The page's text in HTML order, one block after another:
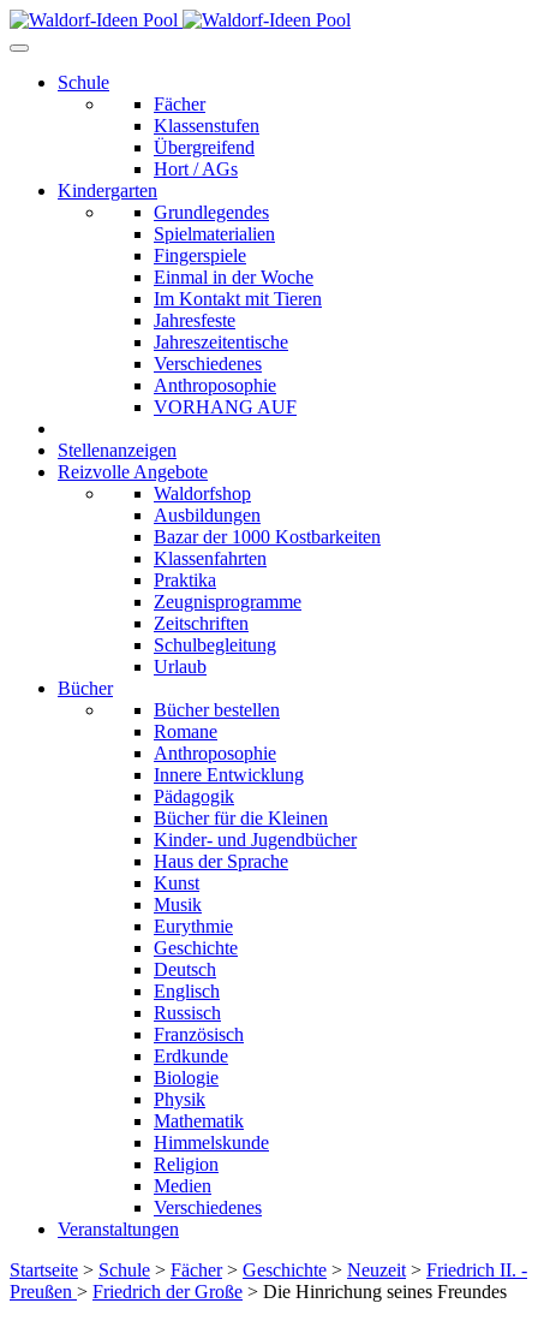
Schule
Fächer
Klassenstufen
Übergreifend
Hort / AGs
Kindergarten
Grundlegendes
Spielmaterialien
Fingerspiele
Einmal in der Woche
Im Kontakt mit Tieren
Jahresfeste
Jahreszeitentische
Verschiedenes
Anthroposophie
VORHANG AUF
Stellenanzeigen
Reizvolle Angebote
Waldorfshop
Ausbildungen
Bazar der 1000 Kostbarkeiten
Klassenfahrten
Praktika
Zeugnisprogramme
Zeitschriften
Schulbegleitung
Urlaub
Bücher
Bücher bestellen
Romane
Anthroposophie
Innere Entwicklung
Pädagogik
Bücher für die Kleinen
Kinder- und Jugendbücher
Haus der Sprache
Kunst
Musik
Eurythmie
Geschichte
Deutsch
Englisch
Russisch
Französisch
Erdkunde
Biologie
Physik
Mathematik
Himmelskunde
Religion
Medien
Verschiedenes
Veranstaltungen
Startseite > Schule > Fächer> Geschichte > Neuzeit > Friedrich II. -
Preußen > Friedrich der Große > Die Hinrichung seines Freundes